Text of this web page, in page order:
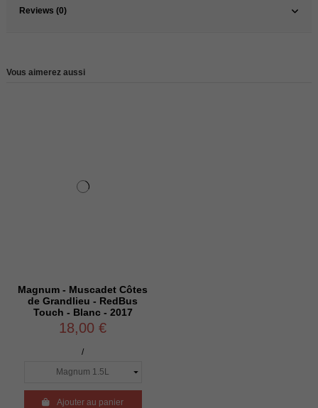
Reviews (0)
Vous aimerez aussi
Magnum - Muscadet Côtes
de Grandlieu - RedBus
Touch - Blanc - 2017
18,00 €
/
Ajouter au panier